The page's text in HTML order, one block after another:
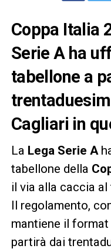
Coppa Italia
Serie A ha
tabellone a
Cagliari in
La Lega Serie A
tabellone della
il via alla caccia
Il regolamento,
mantiene il
partirà dai